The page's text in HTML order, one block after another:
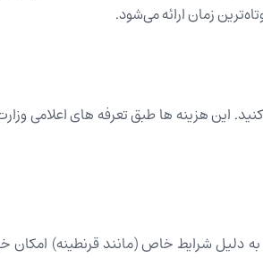
زمان ارائه می‌شود.
این هزینه ها طبق تعرفه های اعلامی
دلیل شرایط خاص (مانند قرنطینه) امکان